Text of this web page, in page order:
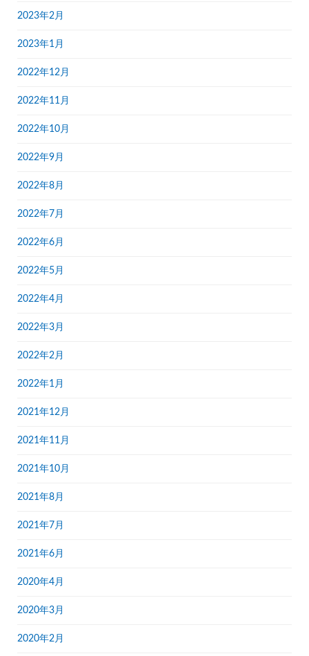
2023年2月
2023年1月
2022年12月
2022年11月
2022年10月
2022年9月
2022年8月
2022年7月
2022年6月
2022年5月
2022年4月
2022年3月
2022年2月
2022年1月
2021年12月
2021年11月
2021年10月
2021年8月
2021年7月
2021年6月
2020年4月
2020年3月
2020年2月